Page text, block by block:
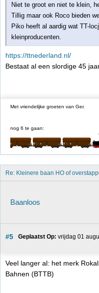
Niet te groot en niet te klein,
Tillig maar ook Roco bieden
Piko heeft al aardig wat TT-
kleinproducenten.
https://ttnederland.nl/
Bestaat al een slordige 45
Met vriendelijke groeten van Ger.
nog 6 te gaan:
Re: Kleinere baan HO of
Baanloos
#5 Geplaatst Op: vrijdag 01
Veel langer al: het merk
Bahnen (BTTB)